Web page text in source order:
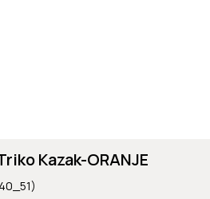
Kazak-ORANJE